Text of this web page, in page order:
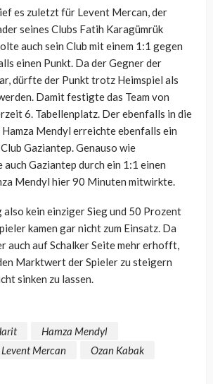
es zuletzt für Levent Mercan, der
seines Clubs Fatih Karagümrük
auch sein Club mit einem 1:1 gegen
einen Punkt. Da der Gegner der
dürfte der Punkt trotz Heimspiel als
Damit festigte das Team von
6. Tabellenplatz. Der ebenfalls in die
Mendyl erreichte ebenfalls ein
Gaziantep. Genauso wie
Gaziantep durch ein 1:1 einen
Mendyl hier 90 Minuten mitwirkte.
also kein einziger Sieg und 50 Prozent
kamen gar nicht zum Einsatz. Da
auch auf Schalker Seite mehr erhofft,
Marktwert der Spieler zu steigern
sinken zu lassen.
Hamza Mendyl
Levent Mercan Ozan Kabak